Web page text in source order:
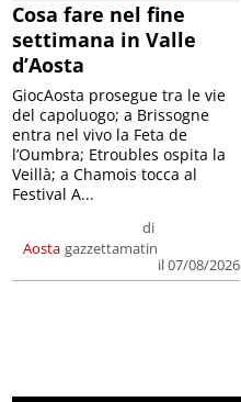
Cosa fare nel fine
settimana in Valle
d’Aosta
Aosta
di
gazzettamatin
il 07/08/2026
GiocAosta prosegue tra le vie
del capoluogo; a Brissogne
entra nel vivo la Feta de
l’Oumbra; Etroubles ospita la
Veillà; a Chamois tocca al
Festival A...